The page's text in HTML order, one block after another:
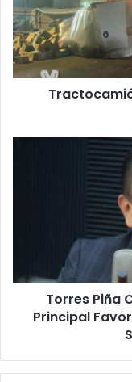
Morelia-
Salamanca
Gobernar
Michoacán
Según
Torres Piña
Principal